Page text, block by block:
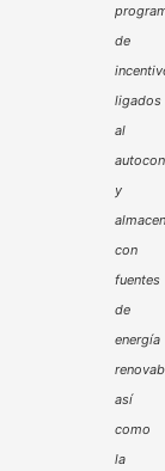
de
ligados
al
y
con
fuentes
de
energía
así
como
la